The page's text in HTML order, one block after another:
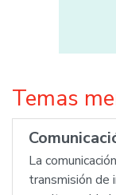
Temas
La
transmisión de